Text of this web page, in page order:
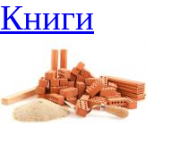
Книги